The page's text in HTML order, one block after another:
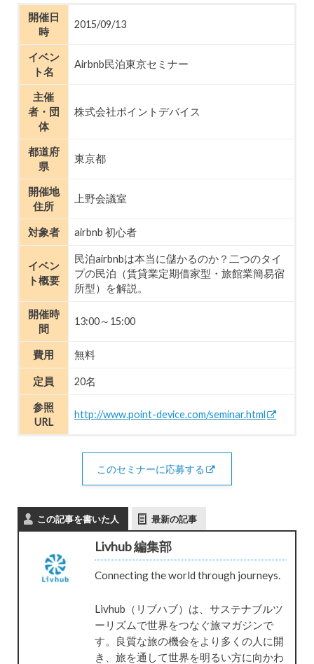
開催日
時
2015/09/13
イベン
ト名
Airbnb民泊東京セミナー
主催
者・団
体
株式会社ポイントデバイス
都道府
県
東京都
開催地
住所
上野会議室
対象者 airbnb 初心者
イベン
ト概要
民泊airbnbは本当に儲かるのか？二つのタイ
プの民泊（賃貸業定期借家型・旅館業簡易宿
所型）を解説。
開催時
間
13:00～15:00
費用 無料
定員 20名
参照
URL
http://www.point-device.com/seminar.html
このセミナーに応募する
この記事を書いた人 最新の記事
Livhub 編集部
Connecting the world through journeys.
Livhub（リブハブ）は、サステナブルツ
ーリズムで世界をつなぐ旅マガジンで
す。良質な旅の機会をより多くの人に開
き、旅を通して世界を明るい方に向かわ